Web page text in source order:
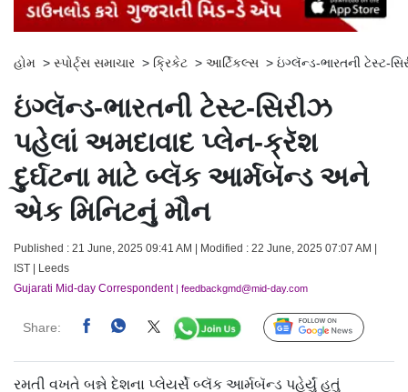
હોમ > સ્પોર્ટ્સ સમાચાર > ક્રિકેટ > આર્ટિકલ્સ > ઇંગ્લૅન્ડ-ભારતની ટેસ્ટ-
ઇંગ્લૅન્ડ-ભારતની ટેસ્ટ-સિરીઝ
પહેલાં અમદાવાદ પ્લેન-ક્રૅશ
દુર્ઘટના માટે બ્લૅક આર્મબૅન્ડ અને
એક મિનિટનું મૌન
Published : 21 June, 2025 09:41 AM | Modified : 22 June, 2025 07:07 AM |
IST | Leeds
Gujarati Mid-day Correspondent| feedbackgmd@mid-day.com
Share: Follow Us
રમતી વખતે બન્ને દેશના પ્લેયર્સે બ્લૅક આર્મબૅન્ડ પહેર્યું હતું